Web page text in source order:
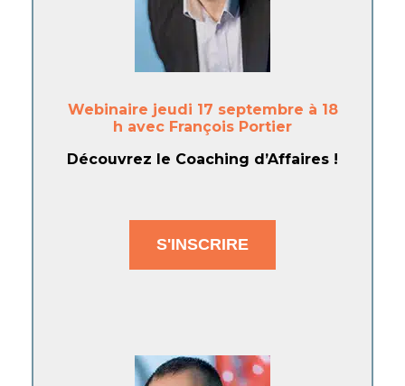
Webinaire jeudi 17 septembre à 18
h avec François Portier
Découvrez le Coaching d’Affaires !
S'INSCRIRE